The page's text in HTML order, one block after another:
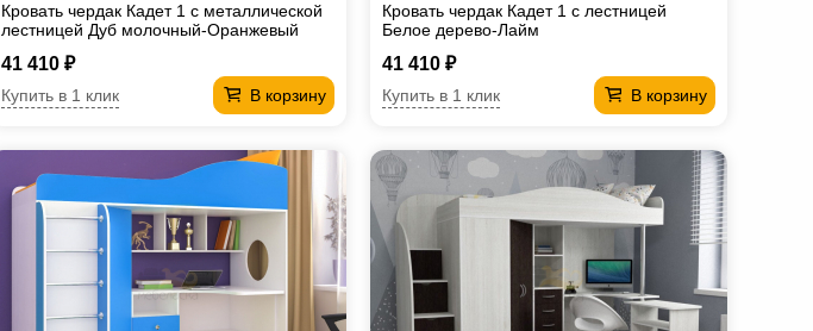
Кровать чердак Кадет 1 с металлической
лестницей Дуб молочный-Оранжевый
41 410 ₽
В корзину
Купить в 1 клик
Кровать чердак Кадет 1 с лестницей
Белое дерево-Лайм
41 410 ₽
В корзину
Купить в 1 клик